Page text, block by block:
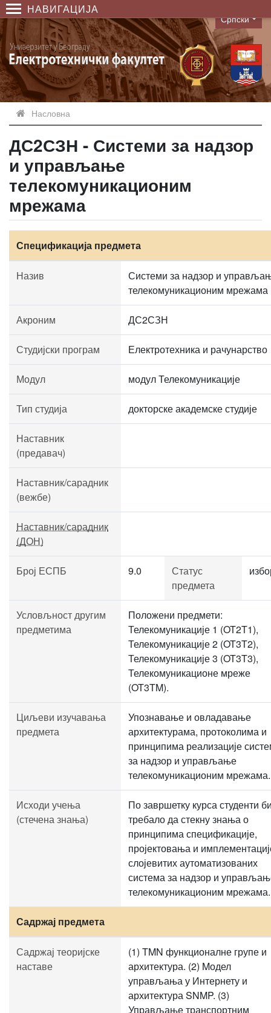
НАВИГАЦИЈА
Language
Српски
Насловна
ДС2СЗН - Системи за надзор
и управљање
телекомуникационим
мрежама
Спецификација предмета
Назив
Системи за надзор и
телекомуникационим мрежама
Акроним ДС2СЗН
Студијски програм Електротехника и рачунарство
Модул модул Телекомуникације
Тип студија докторске академске студије
Наставник
(предавач)
Наставник/сарадник
(вежбе)
Наставник/сарадник
(ДОН)
Број ЕСПБ 9.0
Статус
предмета
Условљност другим
предметима
Положени предмети:
Телекомуникације 1 (OT2T1),
Телекомуникације 2 (OT3T2),
Телекомуникације 3 (OT3T3),
Телекомуникационе мреже
(OT3TM).
Циљеви изучавања
предмета
Упознавање и овладавање
архитектурама, протоколима и
принципима реализације
за надзор и управљање
телекомуникационим мрежама.
Исходи учења
(стечена знања)
По завршетку курса студенти
требало да стекну знања о
принципима спецификације,
пројектовања и
слојевитих аутоматизованих
система за надзор и
телекомуникационим мрежама.
Садржај предмета
Садржај теоријске
наставе
(1) TMN функционалне групе и
архитектура. (2) Mодел
управљања у Интернету и
архитектура SNMP. (3)
Управљање транспортним